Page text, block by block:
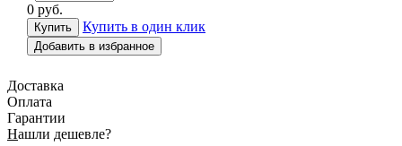
0 руб.
Купить в один клик
Добавить в избранное
Доставка
Оплата
Гарантии
Нашли дешевле?